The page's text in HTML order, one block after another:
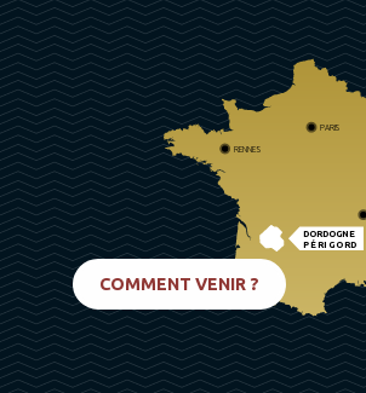
DORDOGNE
PÉRIGORD
PARIS
RENNES
COMMENT VENIR ?